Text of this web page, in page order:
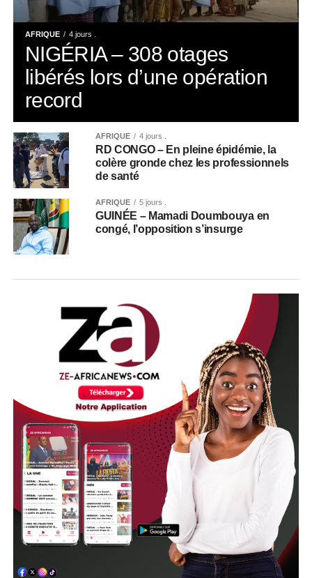
AFRIQUE 4 jours .
NIGÉRIA – 308 otages
libérés lors d’une opération
record
AFRIQUE 4 jours .
RD CONGO – En pleine épidémie, la
colère gronde chez les professionnels
de santé
AFRIQUE 5 jours .
GUINÉE – Mamadi Doumbouya en
congé, l’opposition s’insurge